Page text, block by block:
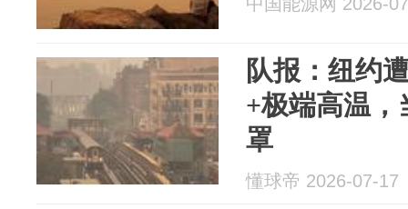
队报：纽约
+极端高温，
罩
懂球帝 2026-07-17